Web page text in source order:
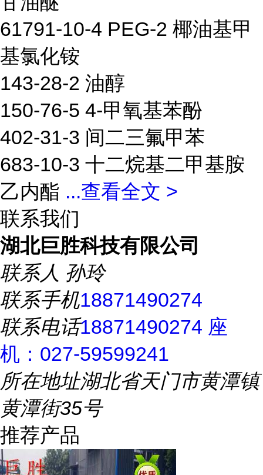
61791-10-4 PEG-2 椰油基甲
基氯化铵
143-28-2 油醇
150-76-5 4-甲氧基苯酚
402-31-3 间二三氟甲苯
683-10-3 十二烷基二甲基胺
乙内酯 ...查看全文 >
联系我们
湖北巨胜科技有限公司
联系人 孙玲
联系手机18871490274
联系电话18871490274 座
机：027-59599241
所在地址湖北省天门市黄潭镇
黄潭街35号
推荐产品